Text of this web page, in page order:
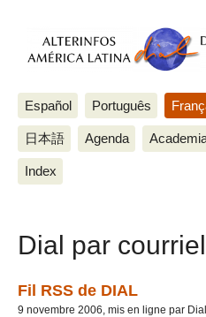
Español Português
日本語 Agenda
Index
Dial par
Fil RSS de DIAL
9 novembre 2006, mis en ligne par Dial